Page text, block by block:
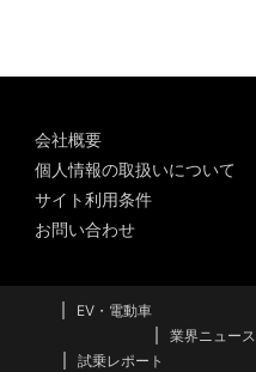
会社概要
個人情報の取扱いについて
サイト利用条件
お問い合わせ
EV・電動車
業界ニュース
試乗レポート